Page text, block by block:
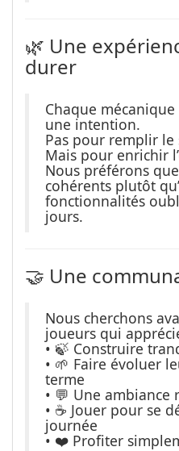
🌿 Une
durer
Chaque
une intention.
Pas pour remplir le
Mais pour enrichir
Nous préférons
cohérents plutôt
fonctionnalités
jours.
🤝 Une
Nous cherchons
joueurs qui
• 🍃 Construire
• 🌱 Faire évoluer
terme
• 💬 Une ambiance
• ☕ Jouer pour se
journée
• ❤️ Profiter